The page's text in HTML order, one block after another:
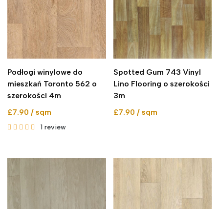
Podłogi winylowe do
mieszkań Toronto 562 o
szerokości 4m
£7.90 / sqm
1 review
Spotted Gum 743 Vinyl
Lino Flooring o szerokości
3m
£7.90 / sqm